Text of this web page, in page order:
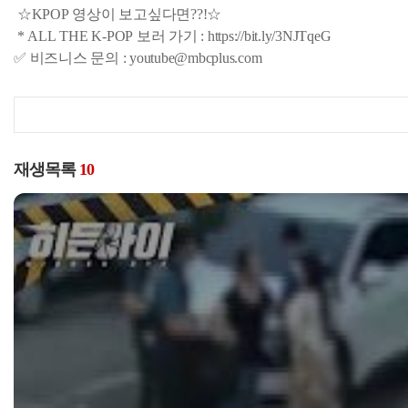
☆KPOP 영상이 보고싶다면??!☆
* ALL THE K-POP 보러 가기 : https://bit.ly/3NJTqeG
✅ 비즈니스 문의 : youtube@mbcplus.com
재생목록 10